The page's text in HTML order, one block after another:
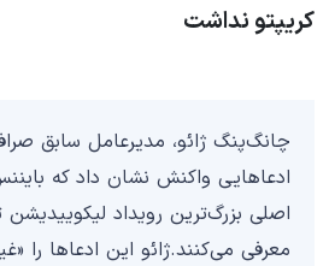
کریپتو نداشت
چانگ‌پنگ ژائو، مدیرعامل سابق
ادعاهایی واکنش نشان داد که
اصلی بزرگ‌ترین رویداد لیکوییدیشن
معرفی می‌کنند.ژائو این ادعاها را